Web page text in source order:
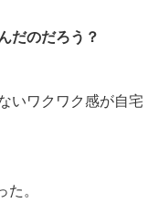
だのだろう？
いワクワク感が自宅
。